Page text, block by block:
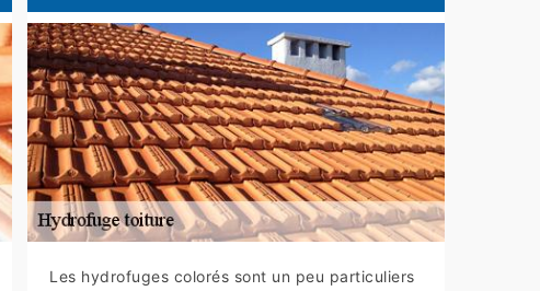
Les hydrofuges colorés sont un peu particuliers